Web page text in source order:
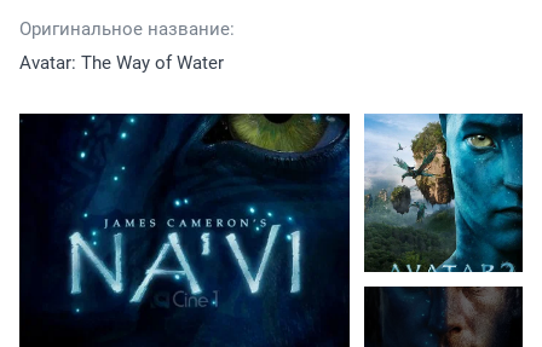
Оригинальное название:
Avatar: The Way of Water